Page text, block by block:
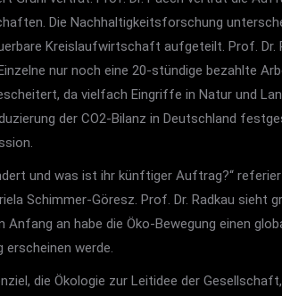
Die Nachhaltigkeitsforschung
Kreislaufwirtschaft aufgeteilt. Prof. Dr.
nur noch eine 20-stündige bezahlte
da vielfach Eingriffe in Natur und
der CO2-Bilanz in Deutschland
und was ist ihr künftiger Auftrag?“
Schimmer-Göresz. Prof. Dr. Radkau sieht
an habe die Öko-Bewegung einen
werde.
die Ökologie zur Leitidee der